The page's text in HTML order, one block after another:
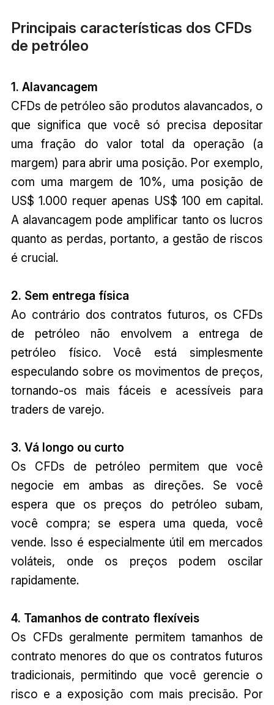
Principais características dos CFDs
de petróleo
1. Alavancagem
CFDs de petróleo são produtos alavancados, o
que significa que você só precisa depositar
uma fração do valor total da operação (a
margem) para abrir uma posição. Por exemplo,
com uma margem de 10%, uma posição de
US$ 1.000 requer apenas US$ 100 em capital.
A alavancagem pode amplificar tanto os lucros
quanto as perdas, portanto, a gestão de riscos
é crucial.
2. Sem entrega física
Ao contrário dos contratos futuros, os CFDs
de petróleo não envolvem a entrega de
petróleo físico. Você está simplesmente
especulando sobre os movimentos de preços,
tornando-os mais fáceis e acessíveis para
traders de varejo.
3. Vá longo ou curto
Os CFDs de petróleo permitem que você
negocie em ambas as direções. Se você
espera que os preços do petróleo subam,
você compra; se espera uma queda, você
vende. Isso é especialmente útil em mercados
voláteis, onde os preços podem oscilar
rapidamente.
4. Tamanhos de contrato flexíveis
Os CFDs geralmente permitem tamanhos de
contrato menores do que os contratos futuros
tradicionais, permitindo que você gerencie o
risco e a exposição com mais precisão. Por